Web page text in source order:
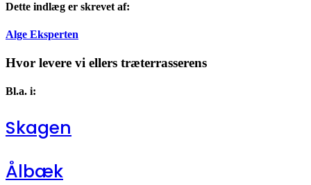
Dette indlæg er skrevet af:
Alge Eksperten
Hvor levere vi ellers træterrasserens
Bl.a. i:
Skagen
Ålbæk